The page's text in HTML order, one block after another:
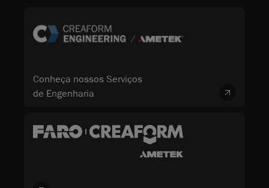
Conheça nossos Serviços
de Engenharia